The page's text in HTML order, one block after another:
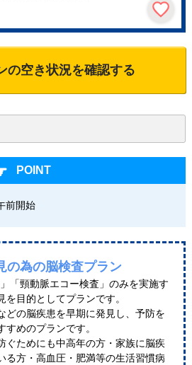
の空き状況を確認する
POINT
前開始
の為の脳検査プラン
「頸動脈エコー検査」のみを実施す
目的としてプランです。
どの脳疾患を早期に発見し、予防を
めのプランです。
ぐためにも中高年の方・家族に脳疾
る方・高血圧・肥満等の生活習慣病